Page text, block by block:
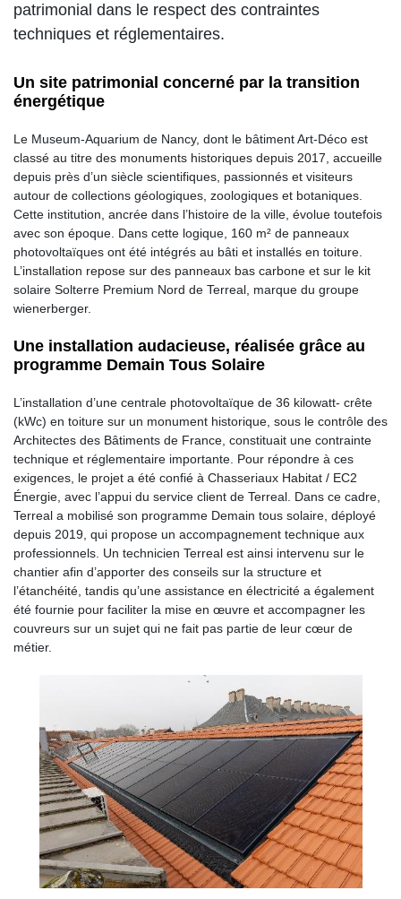
patrimonial dans le respect des contraintes
techniques et réglementaires.
Un site patrimonial concerné par la transition
énergétique
Le Museum-Aquarium de Nancy, dont le bâtiment Art-Déco est
classé au titre des monuments historiques depuis 2017, accueille
depuis près d’un siècle scientifiques, passionnés et visiteurs
autour de collections géologiques, zoologiques et botaniques.
Cette institution, ancrée dans l’histoire de la ville, évolue toutefois
avec son époque. Dans cette logique, 160 m² de panneaux
photovoltaïques ont été intégrés au bâti et installés en toiture.
L’installation repose sur des panneaux bas carbone et sur le kit
solaire Solterre Premium Nord de Terreal, marque du groupe
wienerberger.
Une installation audacieuse, réalisée grâce au
programme Demain Tous Solaire
L’installation d’une centrale photovoltaïque de 36 kilowatt- crête
(kWc) en toiture sur un monument historique, sous le contrôle des
Architectes des Bâtiments de France, constituait une contrainte
technique et réglementaire importante. Pour répondre à ces
exigences, le projet a été confié à Chasseriaux Habitat / EC2
Énergie, avec l’appui du service client de Terreal. Dans ce cadre,
Terreal a mobilisé son programme Demain tous solaire, déployé
depuis 2019, qui propose un accompagnement technique aux
professionnels. Un technicien Terreal est ainsi intervenu sur le
chantier afin d’apporter des conseils sur la structure et
l’étanchéité, tandis qu’une assistance en électricité a également
été fournie pour faciliter la mise en œuvre et accompagner les
couvreurs sur un sujet qui ne fait pas partie de leur cœur de
métier.